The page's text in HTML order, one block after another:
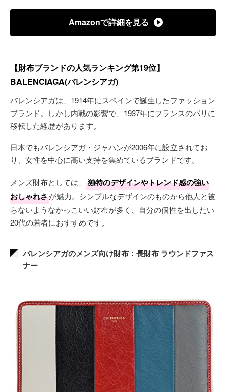
Amazonで詳細を見る
【財布ブランドの人気ランキング第19位】
BALENCIAGA(バレンシアガ)
バレンシアガは、1914年にスペインで誕生したファッション
ブランド。しかし内戦の影響で、1937年にフランスのパリに
移転した経歴があります。
日本でもバレンシアガ・ジャパンが2006年に設立されてお
り、女性を中心に高い支持を集めているブランドです。
メンズ財布としては、
独特のデザインやトレンド感の強い
おしゃれさが魅力。シンプルなデザインのものから他人と被
らないようなかっこいい財布が多く、自分の個性を出したい
20代の若者におすすめです。
バレンシアガのメンズ向け財布：長財布 ラウンドファス
ナー